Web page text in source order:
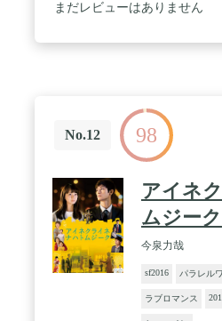
まだレビューはありません
No.12 98
アイネ
ムジーク
今泉力哉
sf2016 パラレル
ラブロマンス